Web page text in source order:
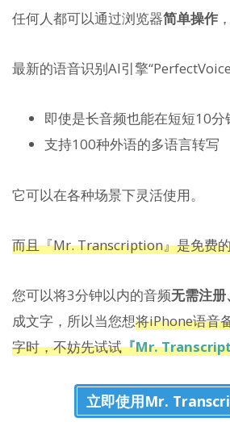
任何人都可以通过浏览器简单操作
最新的语音识别AI引擎
即使是长音频也能在短短10
支持100种外语的多语言转写
它可以在各种场景下灵活使用。
而且『Mr. Transcription』是免费
您可以将3分钟以内的音频无需注
成文字，所以当您想将iPhone语音
字时，不妨先试试『Mr.
立即使用Mr.